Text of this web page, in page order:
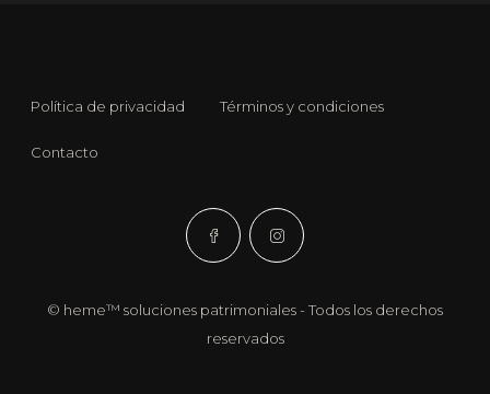
Política de privacidad Términos y condiciones
Contacto
© heme™ soluciones patrimoniales - Todos los derechos
reservados